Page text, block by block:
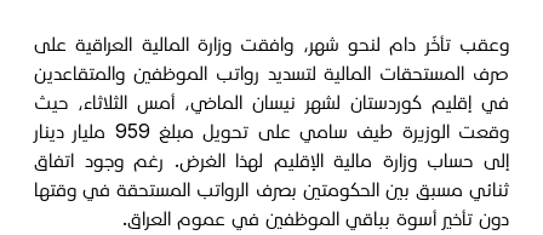
وعقب تأخّر دام لنحو شهر، وافقت وزارة المالية العراقية على
صرف المستحقات المالية لتسديد رواتب الموظفين والمتقاعدين
في إقليم كوردستان لشهر نيسان الماضي، أمس الثلاثاء، حيث
وقعت الوزيرة طيف سامي على تحويل مبلغ 959 مليار دينار
إلى حساب وزارة مالية الإقليم لهذا الغرض. رغم وجود اتفاق
ثنائي مسبق بين الحكومتين بصرف الرواتب المستحقة في وقتها
دون تأخير أسوة بباقي الموظفين في عموم العراق.